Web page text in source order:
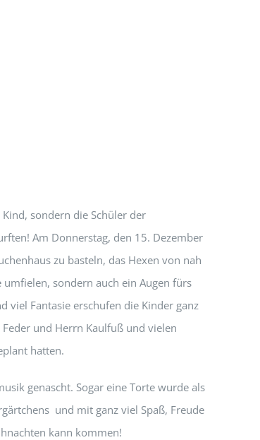
sondern die Schüler der
Am Donnerstag, den 15. Dezember
zu basteln, das Hexen von nah
sondern auch ein Augen fürs
viel Fantasie erschufen die Kinder ganz
und Herrn Kaulfuß und vielen
hatten.
genascht. Sogar eine Torte wurde als
und mit ganz viel Spaß, Freude
kann kommen!